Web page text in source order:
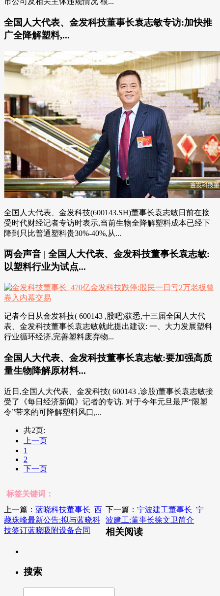
全国人大代表、金发科技董事长袁志敏专访:加快推
广全降解塑料,...
全国人大代表、金发科技(600143.SH)董事长袁志敏日前在接
受时代财经记者专访时表示,当前生物全降解塑料成本已经下
降到只比普通塑料贵30%-40%,从...
两会声音 | 全国人大代表、金发科技董事长袁志敏:
以塑料行业为试点...
记者今日从金发科技( 600143 ,股吧)获悉,十三届全国人大代
表、金发科技董事长袁志敏就此提出建议: 一、大力发展塑料
行业循环经济,完善塑料废弃物...
全国人大代表、金发科技董事长袁志敏:要加强高质
量生物降解原材料...
近日,全国人大代表、金发科技( 600143 ,诊股)董事长袁志敏接
受了《每日经济新闻》记者的专访. 对于今年元旦最严“限塑
令”带来的可降解塑料风口,...
共2页:
上一页
1
2
下一页
标签关键词：
上一篇： 蓝晓科技董事长_西
藏珠峰最新公告:拟与蓝晓科
技签订蓝晓吸附设备合同
下一篇：宁波建工董事长_宁
波建工:董事长徐文卫简介
相关阅读
搜索